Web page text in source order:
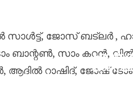
സാൾട്ട്, ജോസ് ബട്‌ലർ ,
ബാന്റൺ, സാം കറൻ,
റാഷിദ്, ജോഷ്